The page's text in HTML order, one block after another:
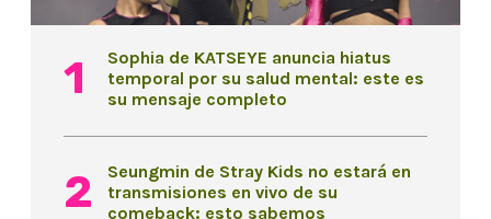
Sophia de KATSEYE anuncia hiatus
temporal por su salud mental: este es
su mensaje completo
Seungmin de Stray Kids no estará en
transmisiones en vivo de su
comeback: esto sabemos